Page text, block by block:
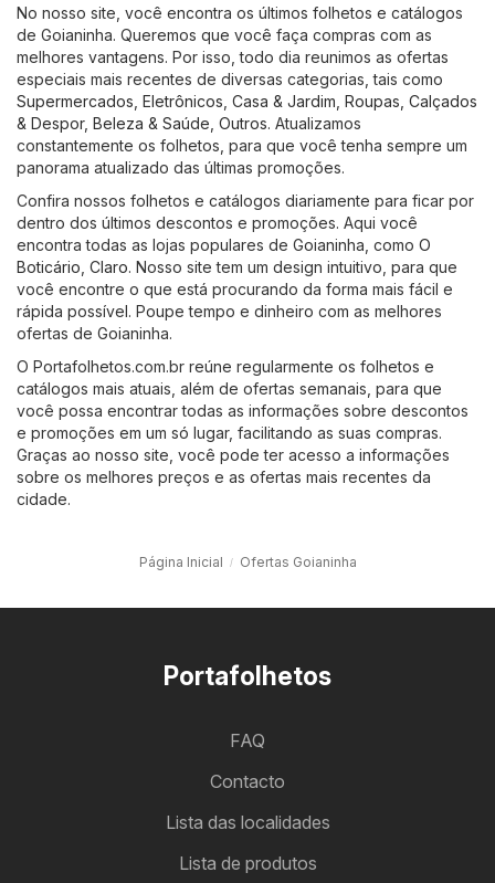
No nosso site, você encontra os últimos folhetos e catálogos
de Goianinha. Queremos que você faça compras com as
melhores vantagens. Por isso, todo dia reunimos as ofertas
especiais mais recentes de diversas categorias, tais como
Supermercados Eletrônicos Casa & Jardim Roupas, Calçados
& Despor, Beleza & Saúde Outros. Atualizamos
constantemente os folhetos, para que você tenha sempre um
panorama atualizado das últimas promoções.
Confira nossos folhetos e catálogos diariamente para ficar por
dentro dos últimos descontos e promoções. Aqui você
encontra todas as lojas populares de Goianinha, como O
Boticário Claro. Nosso site tem um design intuitivo, para que
você encontre o que está procurando da forma mais fácil e
rápida possível. Poupe tempo e dinheiro com as melhores
ofertas de Goianinha.
O Portafolhetos.com.br reúne regularmente os folhetos e
catálogos mais atuais, além de ofertas semanais, para que
você possa encontrar todas as informações sobre descontos
e promoções em um só lugar, facilitando as suas compras.
Graças ao nosso site, você pode ter acesso a informações
sobre os melhores preços e as ofertas mais recentes da
cidade.
Página Inicial Ofertas Goianinha
Portafolhetos
FAQ
Contacto
Lista das localidades
Lista de produtos